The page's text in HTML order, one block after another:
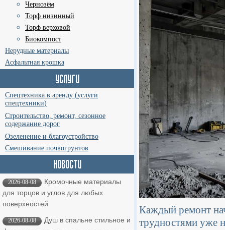
Чернозём
Торф низинный
Торф верховой
Биокомпост
Нерудные материалы
Асфальтная крошка
Спецтехника в аренду (услуги
спецтехники)
Строительство, ремонт, сезонное
содержание дорог
Озеленение и благоустройство
Смешивание почвогрунтов
2026-08-08
Кромочные материалы
для торцов и углов для любых
поверхностей
2026-08-08
Душ в спальне стильное и
Каждый ремонт
трудностями уже